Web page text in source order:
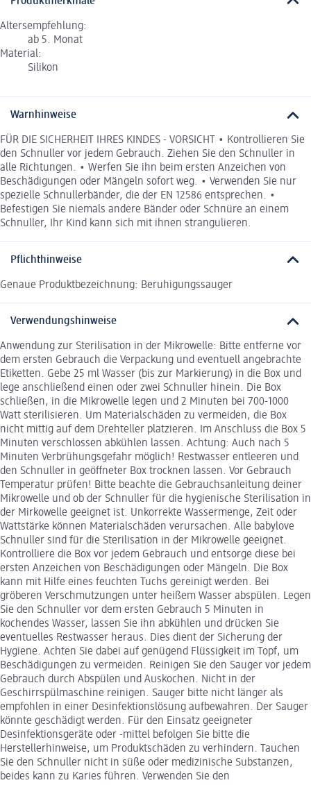
Altersempfehlung:
ab 5. Monat
Material:
Silikon
Warnhinweise
FÜR DIE SICHERHEIT IHRES KINDES - VORSICHT • Kontrollieren Sie
den Schnuller vor jedem Gebrauch. Ziehen Sie den Schnuller in
alle Richtungen. • Werfen Sie ihn beim ersten Anzeichen von
Beschädigungen oder Mängeln sofort weg. • Verwenden Sie nur
spezielle Schnullerbänder, die der EN 12586 entsprechen. •
Befestigen Sie niemals andere Bänder oder Schnüre an einem
Schnuller, Ihr Kind kann sich mit ihnen strangulieren.
Pflichthinweise
Genaue Produktbezeichnung: Beruhigungssauger
Verwendungshinweise
Anwendung zur Sterilisation in der Mikrowelle: Bitte entferne vor
dem ersten Gebrauch die Verpackung und eventuell angebrachte
Etiketten. Gebe 25 ml Wasser (bis zur Markierung) in die Box und
lege anschließend einen oder zwei Schnuller hinein. Die Box
schließen, in die Mikrowelle legen und 2 Minuten bei 700-1000
Watt sterilisieren. Um Materialschäden zu vermeiden, die Box
nicht mittig auf dem Drehteller platzieren. Im Anschluss die Box 5
Minuten verschlossen abkühlen lassen. Achtung: Auch nach 5
Minuten Verbrühungsgefahr möglich! Restwasser entleeren und
den Schnuller in geöffneter Box trocknen lassen. Vor Gebrauch
Temperatur prüfen! Bitte beachte die Gebrauchsanleitung deiner
Mikrowelle und ob der Schnuller für die hygienische Sterilisation in
der Mirkowelle geeignet ist. Unkorrekte Wassermenge, Zeit oder
Wattstärke können Materialschäden verursachen. Alle babylove
Schnuller sind für die Sterilisation in der Mikrowelle geeignet.
Kontrolliere die Box vor jedem Gebrauch und entsorge diese bei
ersten Anzeichen von Beschädigungen oder Mängeln. Die Box
kann mit Hilfe eines feuchten Tuchs gereinigt werden. Bei
gröberen Verschmutzungen unter heißem Wasser abspülen. Legen
Sie den Schnuller vor dem ersten Gebrauch 5 Minuten in
kochendes Wasser, lassen Sie ihn abkühlen und drücken Sie
eventuelles Restwasser heraus. Dies dient der Sicherung der
Hygiene. Achten Sie dabei auf genügend Flüssigkeit im Topf, um
Beschädigungen zu vermeiden. Reinigen Sie den Sauger vor jedem
Gebrauch durch Abspülen und Auskochen. Nicht in der
Geschirrspülmaschine reinigen. Sauger bitte nicht länger als
empfohlen in einer Desinfektionslösung aufbewahren. Der Sauger
könnte geschädigt werden. Für den Einsatz geeigneter
Desinfektionsgeräte oder -mittel befolgen Sie bitte die
Herstellerhinweise, um Produktschäden zu verhindern. Tauchen
Sie den Schnuller nicht in süße oder medizinische Substanzen,
beides kann zu Karies führen. Verwenden Sie den